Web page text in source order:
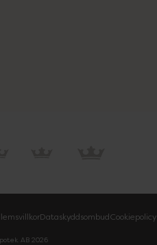
DataskyddsombudCookiepolicy
AB 2026